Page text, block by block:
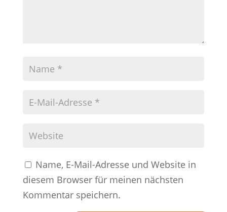
Name, E-Mail-Adresse und Website in
diesem Browser für meinen nächsten
Kommentar speichern.